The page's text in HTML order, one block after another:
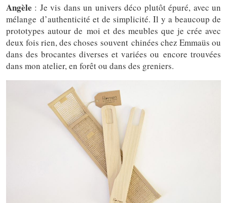
Angèle : Je vis dans un univers déco plutôt épuré, avec un
mélange d’authenticité et de simplicité. Il y a beaucoup de
prototypes autour de moi et des meubles que je crée avec
deux fois rien, des choses souvent chinées chez Emmaüs ou
dans des brocantes diverses et variées ou encore trouvées
dans mon atelier, en forêt ou dans des greniers.